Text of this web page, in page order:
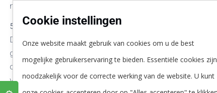
met de Remotector.
5. Dubbelwandig en met geïntegreerde lekbak
De
R3000NT
is standaard dubbelwandig en met
geïntegreerde lekbak uitgevoerd. Hiermee wordt
condensvorming op de buitenkant voorkomen en zal de
vloer niet nat worden.
Cookie instellingen
Onze website maakt gebruik van cookies om u de best
mogelijke gebruikerservaring te bieden. Essentiële cookies zijn
noodzakelijk voor de correcte werking van de website. U kunt